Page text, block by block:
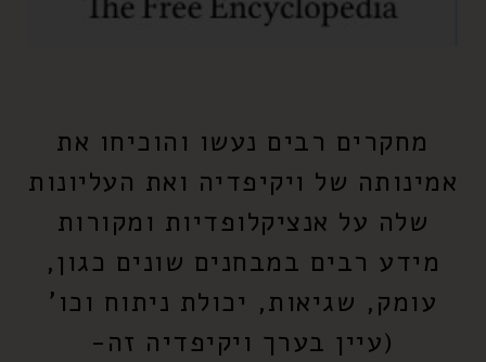
מחקרים רבים נעשו והוכיחו את
אמינותה של ויקיפדיה ואת העליונות
שלה על אנציקלופדיות ומקורות
מידע רבים במבחנים שונים כגון,
עומק, שגיאות, יכולת ניתוח וכו'
(עיין בערך ויקיפדיה זה-